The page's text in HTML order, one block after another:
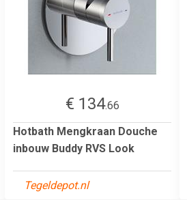
€ 134.66
Hotbath Mengkraan Douche
inbouw Buddy RVS Look
Tegeldepot.nl